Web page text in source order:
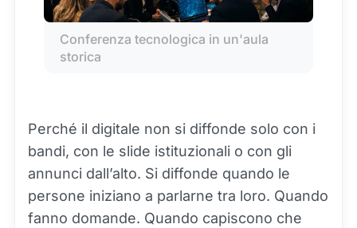
Conferenza tecnologica in un'aula
storica
Perché il digitale non si diffonde solo con i
bandi, con le slide istituzionali o con gli
annunci dall’alto. Si diffonde quando le
persone iniziano a parlarne tra loro. Quando
fanno domande. Quando capiscono che